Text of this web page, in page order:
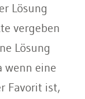
Lösung
vergeben
Lösung
wenn eine
Favorit ist,